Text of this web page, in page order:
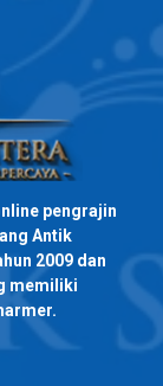
pengrajin
Antik
2009 dan
memiliki